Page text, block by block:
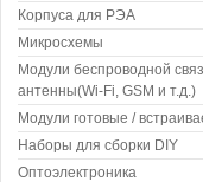
Корпуса для РЭА
Микросхемы
Модули беспроводной
антенны(Wi-Fi, GSM и т.д.)
Модули готовые /
Наборы для сборки DIY
Оптоэлектроника